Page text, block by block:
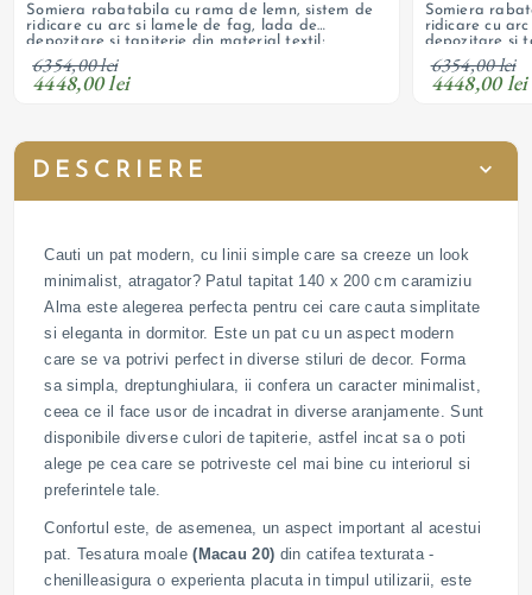
Somiera rabatabila cu rama de lemn, sistem de
ridicare cu arc si lamele de fag, lada de
depozitare si tapiterie din material textil;
personalizabil
6354,00 lei
4448,00 lei
Somiera
ridicare cu
depozitare si
personalizabil
6354,00 lei
4448,00 lei
DESCRIERE
Cauti un pat modern, cu linii simple care sa creeze un look
minimalist, atragator? Patul tapitat 140 x 200 cm caramiziu
Alma este alegerea perfecta pentru cei care cauta simplitate
si eleganta in dormitor. Este un pat cu un aspect modern
care se va potrivi perfect in diverse stiluri de decor. Forma
sa simpla, dreptunghiulara, ii confera un caracter minimalist,
ceea ce il face usor de incadrat in diverse aranjamente. Sunt
disponibile diverse culori de tapiterie, astfel incat sa o poti
alege pe cea care se potriveste cel mai bine cu interiorul si
preferintele tale.
Confortul este, de asemenea, un aspect important al acestui
pat. Tesatura moale(Macau 20) din catifea texturata -
chenilleasigura o experienta placuta in timpul utilizarii, este